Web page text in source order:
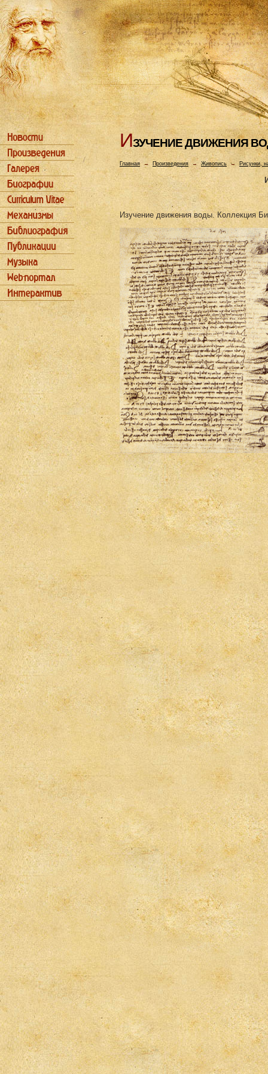
ИЗУЧЕHИЕ ДВИЖЕHИЯ
Главная→ Произведения → Живопись → Рисунки,
Изучение движения воды. Коллекция